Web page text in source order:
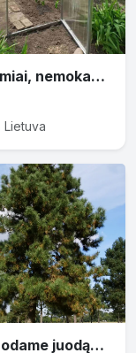
Šiltnamiai, nemokamai pristatom
Lietuva
Parduodame juodąsias pušis